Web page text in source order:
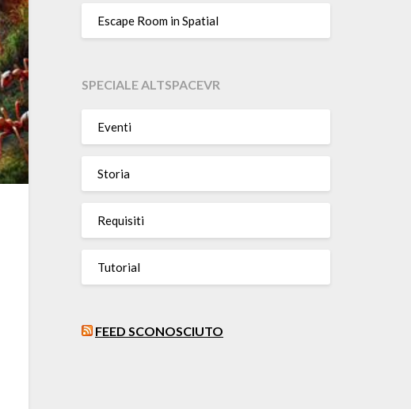
Escape Room in Spatial
SPECIALE ALTSPACEVR
Eventi
Storia
Requisiti
Tutorial
FEED SCONOSCIUTO